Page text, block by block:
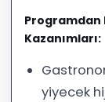
Programdan
Kazanımları:
yiyecek